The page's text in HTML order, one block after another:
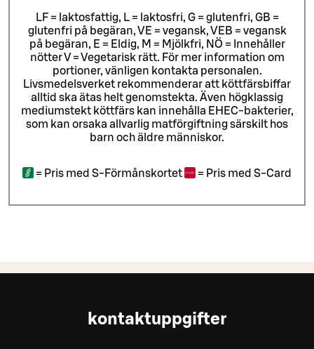
LF = laktosfattig, L = laktosfri, G = glutenfri, GB =
glutenfri på begäran, VE = vegansk, VEB = vegansk
på begäran, E = Eldig, M = Mjölkfri, NÖ = Innehåller
nötter V = Vegetarisk rätt. För mer information om
portioner, vänligen kontakta personalen.
Livsmedelsverket rekommenderar att köttfärsbiffar
alltid ska ätas helt genomstekta. Även högklassig
mediumstekt köttfärs kan innehålla EHEC-bakterier,
som kan orsaka allvarlig matförgiftning särskilt hos
barn och äldre människor.
= Pris med S-Förmånskortet = Pris med S-Card
kontaktuppgifter